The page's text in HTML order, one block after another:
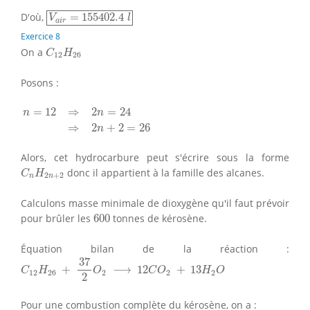
D'où, Vair = 155402.4 l
Vair=155402.4l
Exercice 8
On a C12H26
C12H
Posons :
n = 12 ⇒ 2n = 24
⇒
2n + 2 = 26
n= 12⇒ = 24⇒ +2
Alors, cet hydrocarbure peut s'écrire sous la forme
CnH2n+2
Cn H2 2
donc il appartient à la famille des alcanes.
Calculons masse minimale de dioxygène qu'il faut prévoir
pour brûler les 600
600tonnes de kérosène.
Équation bilan de la réaction :
C12H26 +
37
2 O2 ⟶ 12CO2 + 13H2O
C12H26 372O2 12C 13 O
Pour une combustion complète du kérosène, on a :